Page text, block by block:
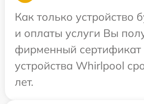
Как только устройство
и оплаты услуги Вы
фирменный сертификат
устройства Whirlpool
лет.